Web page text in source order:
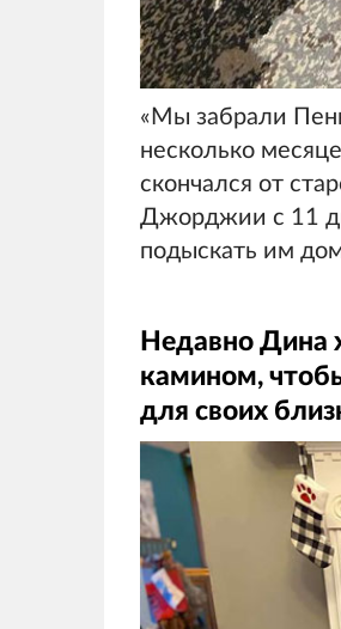
«Мы забрали
несколько
скончался от
Джорджии с 11
подыскать им
Недавно Дина
камином,
для своих